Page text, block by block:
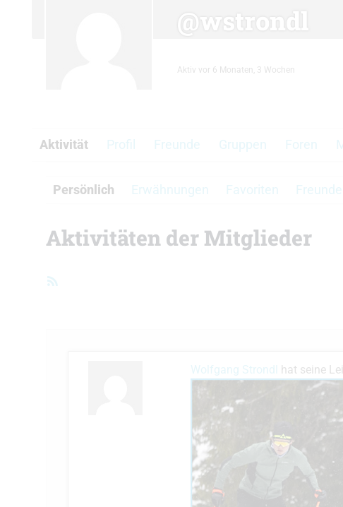
@wstrondl
Aktiv vor 6 Monaten, 3 Wochen
Aktivität Profil Freunde Gruppen Foren
Persönlich Erwähnungen Favoriten Freunde
Aktivitäten der Mitglieder
Wolfgang Strondl hat seine